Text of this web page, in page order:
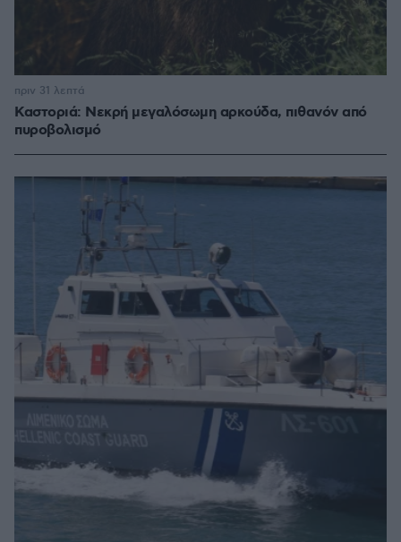
Καστοριά: Νεκρή μεγαλόσωμη αρκούδα, πιθανόν από
πυροβολισμό
πριν 31 λεπτά